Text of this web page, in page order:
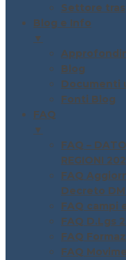
Settore
Blog e Info
▼
Blog
Documenti
Fonti Blog
FAQ
▼
FAQ –
REGIONI
FAQ
Decreto
FAQ campi
FAQ D.Lgs
FAQ
FAQ